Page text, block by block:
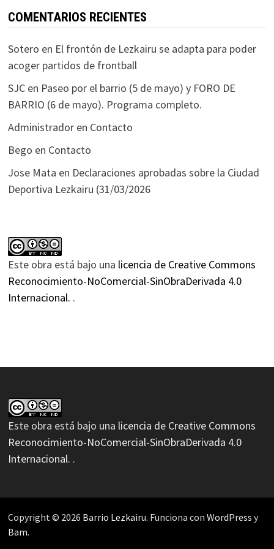
COMENTARIOS RECIENTES
Sotero en El frontón de Lezkairu se adapta para poder
acoger partidos de frontball
SJCen Paseo por el barrio (5 de mayo) y FORO DE
BARRIO (6 de mayo). Programa completo.
Administradoren Contacto
Bego en Contacto
Jose Mata en Declaraciones aprobadas sobre la Ciudad
Deportiva Lezkairu (31/03/2026
Este obra está bajo una licencia de Creative Commons
Reconocimiento-NoComercial-SinObraDerivada 4.0
Internacional. .
Este obra está bajo una licencia de Creative Commons
Reconocimiento-NoComercial-SinObraDerivada 4.0
Internacional. .
Copyright © 2026 Barrio Lezkairu. Funciona con WordPress y
Bam.